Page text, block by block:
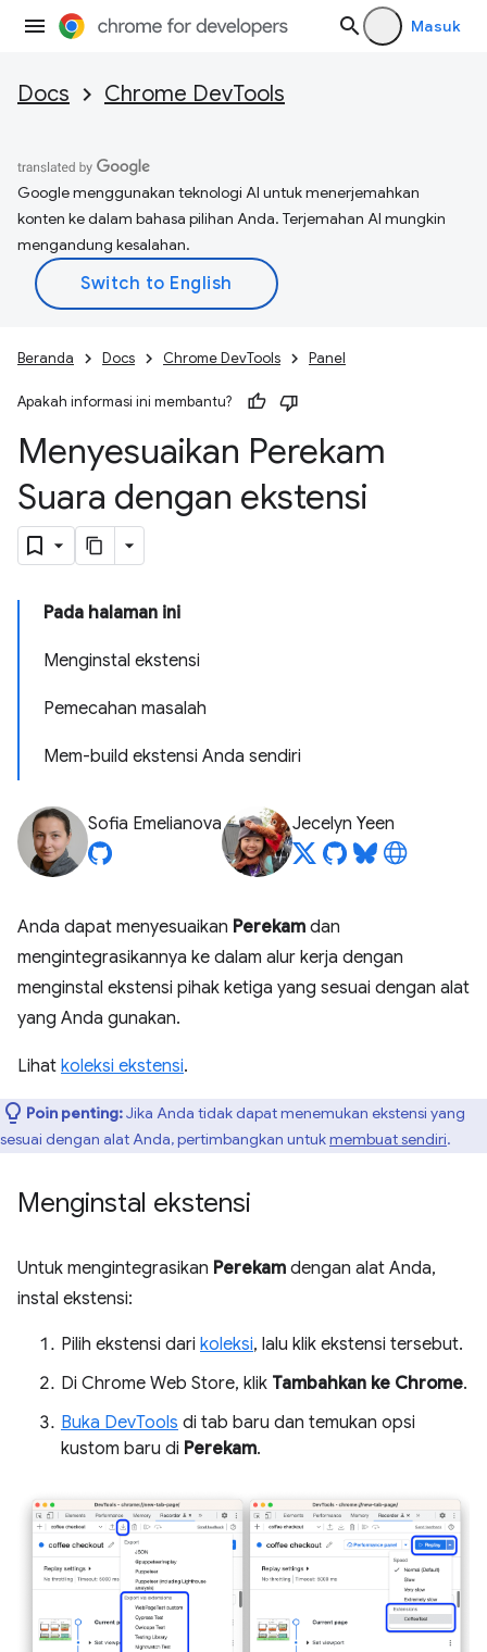
Masuk
Docs Chrome DevTools
Google menggunakan teknologi AI untuk menerjemahkan
konten ke dalam bahasa pilihan Anda. Terjemahan AI mungkin
mengandung kesalahan.
Beranda Docs Chrome DevTools Panel
Apakah informasi ini membantu?
Menyesuaikan Perekam
Suara dengan ekstensi
Pada halaman ini
Menginstal ekstensi
Pemecahan masalah
Mem-build ekstensi Anda sendiri
Sofia Emelianova Jecelyn Yeen
Anda dapat menyesuaikan Perekam dan
mengintegrasikannya ke dalam alur kerja dengan
menginstal ekstensi pihak ketiga yang sesuai dengan alat
yang Anda gunakan.
Lihat koleksi ekstensi.
Poin penting:Jika Anda tidak dapat menemukan ekstensi yang
sesuai dengan alat Anda, pertimbangkan untukmembuat sendiri.
Menginstal ekstensi
Untuk mengintegrasikan Perekam dengan alat Anda,
instal ekstensi:
Pilih ekstensi dari koleksi, lalu klik ekstensi tersebut.
Di Chrome Web Store, klik Tambahkan ke Chrome.
Buka DevTools di tab baru dan temukan opsi
kustom baru di Perekam.